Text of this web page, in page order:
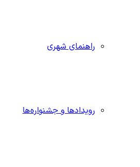
راهنمای شهری
رویدادها و جشنواره‌ها